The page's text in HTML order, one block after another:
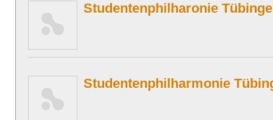
Studentenphilharonie
Studentenphilharmonie